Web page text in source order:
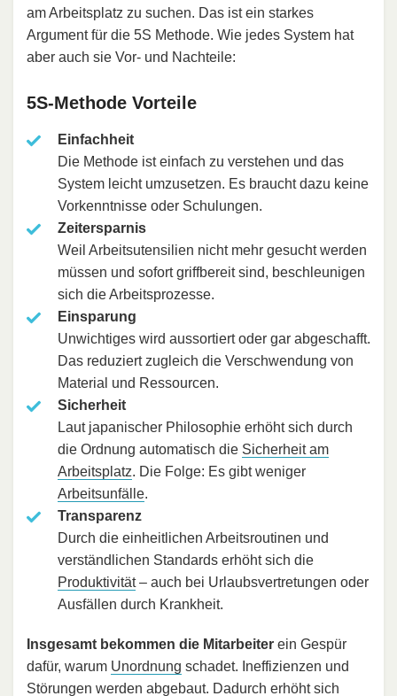
am Arbeitsplatz zu suchen. Das ist ein starkes
Argument für die 5S Methode. Wie jedes System hat
aber auch sie Vor- und Nachteile:
5S-Methode Vorteile
Einfachheit
Die Methode ist einfach zu verstehen und das
System leicht umzusetzen. Es braucht dazu keine
Vorkenntnisse oder Schulungen.
Zeitersparnis
Weil Arbeitsutensilien nicht mehr gesucht werden
müssen und sofort griffbereit sind, beschleunigen
sich die Arbeitsprozesse.
Einsparung
Unwichtiges wird aussortiert oder gar abgeschafft.
Das reduziert zugleich die Verschwendung von
Material und Ressourcen.
Sicherheit
Laut japanischer Philosophie erhöht sich durch
die Ordnung automatisch die Sicherheit am
Arbeitsplatz. Die Folge: Es gibt weniger
Arbeitsunfälle.
Transparenz
Durch die einheitlichen Arbeitsroutinen und
verständlichen Standards erhöht sich die
Produktivität– auch bei Urlaubsvertretungen oder
Ausfällen durch Krankheit.
Insgesamt bekommen die Mitarbeiter ein Gespür
dafür, warum Unordnung schadet. Ineffizienzen und
Störungen werden abgebaut. Dadurch erhöht sich